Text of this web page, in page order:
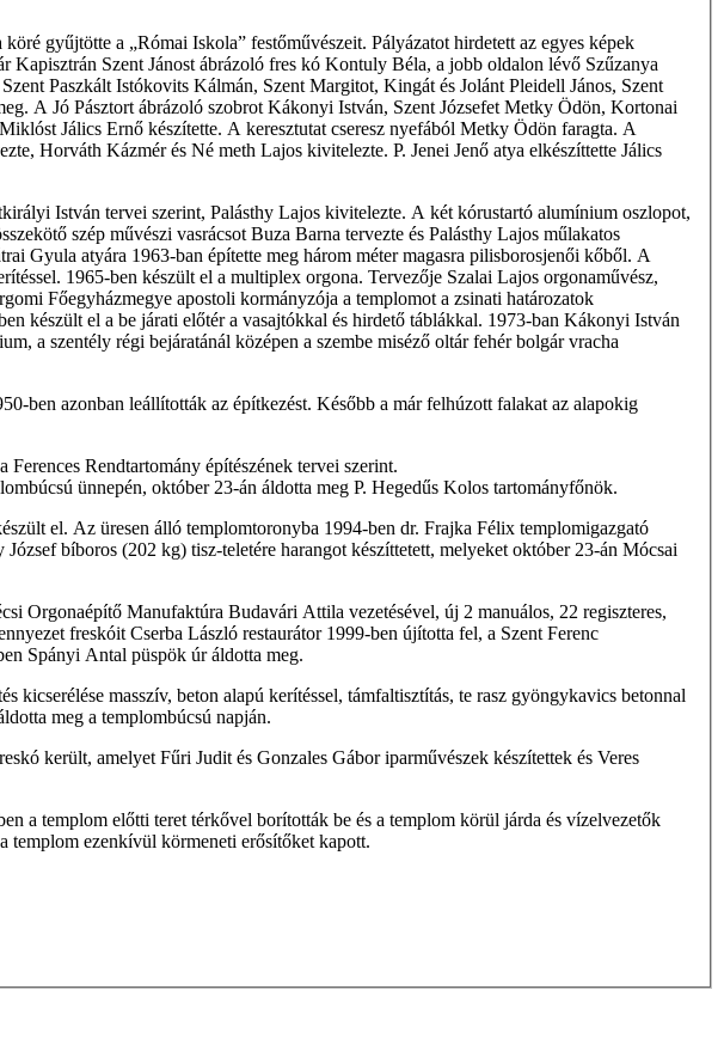
gyűjtötte a „Római Iskola” festőművészeit. Pályázatot hirdetett az egyes képek
Szent Jánost ábrázoló fres­ kó Kontuly Béla, a jobb oldalon lévő Szűzanya
Paszkált Istókovits Kálmán, Szent Margitot, Kingát és Jolánt Pleidell János, Szent
A Jó Pásztort ábrázoló szobrot Kákonyi István, Szent Józsefet Metky Ödön, Kortonai
Jálics Ernő készítette. A keresztutat cseresz­ nyefából Metky Ödön faragta. A
Horváth Kázmér és Né­ meth Lajos kivitelezte. P. Jenei Jenő atya elkészíttette Jálics
István tervei szerint, Palásthy Lajos kivitelezte. A két kórustartó alumínium oszlopot,
szép művészi vasrácsot Buza Barna tervezte és Palásthy Lajos műlakatos
Gyula atyára 1963-ban építette meg három méter magasra pilisborosjenői kőből. A
1965-ben készült el a multiplex orgona. Tervezője Szalai Lajos orgonaművész,
Főegyházmegye apostoli kormányzója a templomot a zsinati határozatok
készült el a be­ járati előtér a vasajtókkal és hirdető táblákkal. 1973-ban Kákonyi István
a szentély régi bejáratánál középen a szembe miséző oltár fehér bolgár vracha
ben azonban leállították az építkezést. Később a már felhúzott falakat az alapokig
Rendtartomány építészének tervei szerint.
ünnepén, október 23-án áldotta meg P. Hegedűs Kolos tartományfőnök.
el. Az üresen álló templomtoronyba 1994-ben dr. Frajka Félix templomigazgató
bíboros (202 kg) tisz-teletére harangot készíttetett, melyeket október 23-án Mócsai
Orgonaépítő Manufaktúra Budavári Attila vezetésével, új 2 manuálos, 22 regiszteres,
freskóit Cserba László restaurátor 1999-ben újította fel, a Szent Ferenc
Spányi Antal püspök úr áldotta meg.
kicserélése masszív, beton alapú kerítéssel, támfaltisztítás, te­ rasz gyöngykavics betonnal
meg a templombúcsú napján.
került, amelyet Fűri Judit és Gonzales Gábor iparművészek készítettek és Veres
a templom előtti teret térkővel borították be és a templom körül járda és vízelvezetők
templom ezenkívül körmeneti erősítőket kapott.